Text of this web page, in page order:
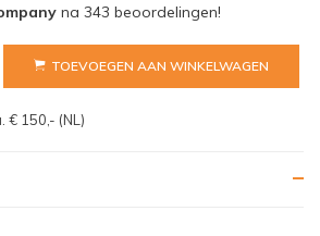
na 343 beoordelingen!
TOEVOEGEN AAN WINKELWAGEN
€ 150,- (NL)